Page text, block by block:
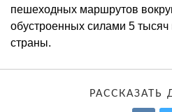
пешеходных маршрутов
обустроенных силами 5 тысяч
страны.
РАССКАЗАТЬ